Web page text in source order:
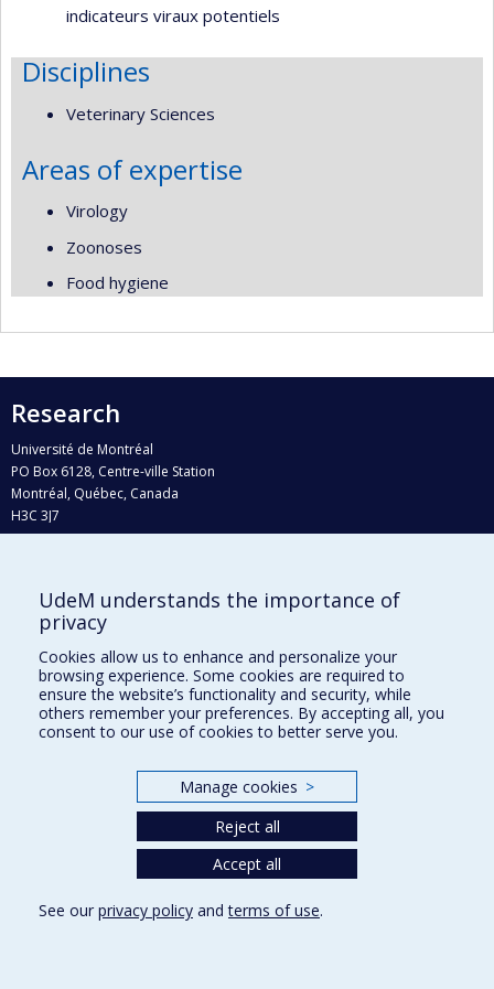
indicateurs viraux potentiels
Disciplines
Veterinary Sciences
Areas of expertise
Virology
Zoonoses
Food hygiene
Research
Université de Montréal
PO Box 6128, Centre-ville Station
Montréal, Québec, Canada
H3C 3J7
Who does what?
Find us
Site map
Accessibility
UdeM understands the importance of
privacy
Cookies allow us to enhance and personalize your
browsing experience. Some cookies are required to
ensure the website’s functionality and security, while
others remember your preferences. By accepting all, you
consent to our use of cookies to better serve you.
Manage cookies >
Reject all
Accept all
See our privacy policy andterms of use.